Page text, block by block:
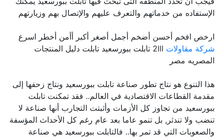
الإستفاده من خدماتهم والتعرف عليهم والإتصال بهم وزيارتهم
ارخص افخم أحسن أضخم أجمل أصغر أكبر أأمن أخطر اسرع
شركة مقاولات
2lll تابلت ببورسعيد تابلت دليل المنتجات
المصريه مصر
هذا التنوع هو نتاج تطور صناعة تابلت ببورسعيد ونتاج زحفها إلى
مقدمة القطاعات الاقتصادية في العالم.. فقد تمكنت تابلت
ببورسعيد من تجاوز كل الأزمات وأثبتت التجارب أنها صناعة لا
تنضب ولا تندثر, بل تنمو عاما بعد عام رغم كل الأحداث المؤسفة
والصعوبات التي قد تمر بها.. فالتابلت ببورسعيد هي صناعة